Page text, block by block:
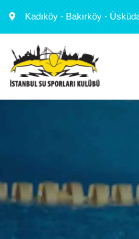
Kadıköy - Bakırköy -